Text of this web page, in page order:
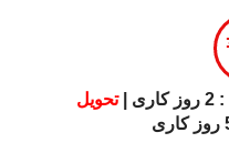
: 2 روز کاری |
تحویل